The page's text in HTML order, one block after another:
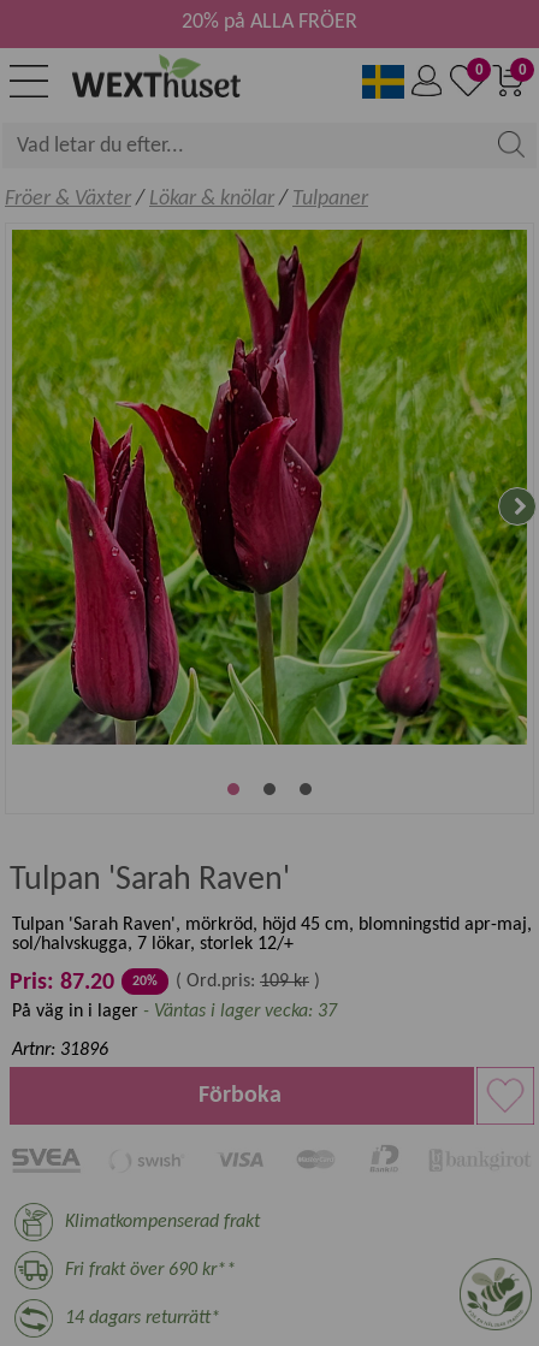
0
0
20% på ALLA FRÖER
Fröer & Växter/ Lökar & knölar/ Tulpaner
Tulpan 'Sarah Raven'
Tulpan 'Sarah Raven', mörkröd, höjd 45 cm, blomningstid apr-maj,
sol/halvskugga, 7 lökar, storlek 12/+
Pris: 87.20 20% ( Ord.pris: 109 kr )
På väg in i lager - Väntas i lager vecka: 37
Artnr: 31896
Förboka
Klimatkompenserad frakt
Fri frakt över 690 kr**
14 dagars returrätt*